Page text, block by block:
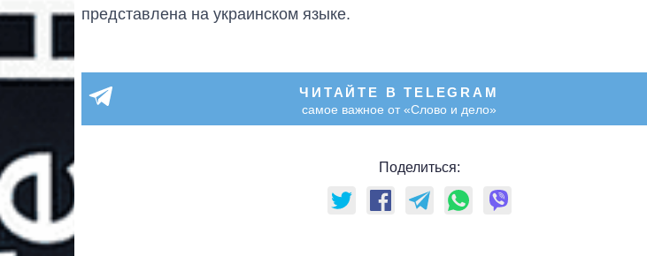
представлена на украинском языке.
ЧИТАЙТЕ В TELEGRAM
самое важное от «Слово и дело»
Поделиться: